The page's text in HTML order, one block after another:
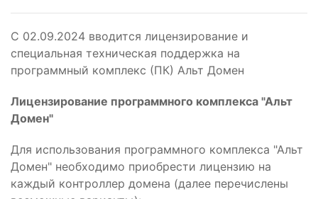
С 02.09.2024 вводится лицензирование и
специальная техническая поддержка на
программный комплекс (ПК) Альт Домен
Лицензирование программного комплекса "Альт
Домен"
Для использования программного комплекса "Альт
Домен" необходимо приобрести лицензию на
каждый контроллер домена (далее перечислены